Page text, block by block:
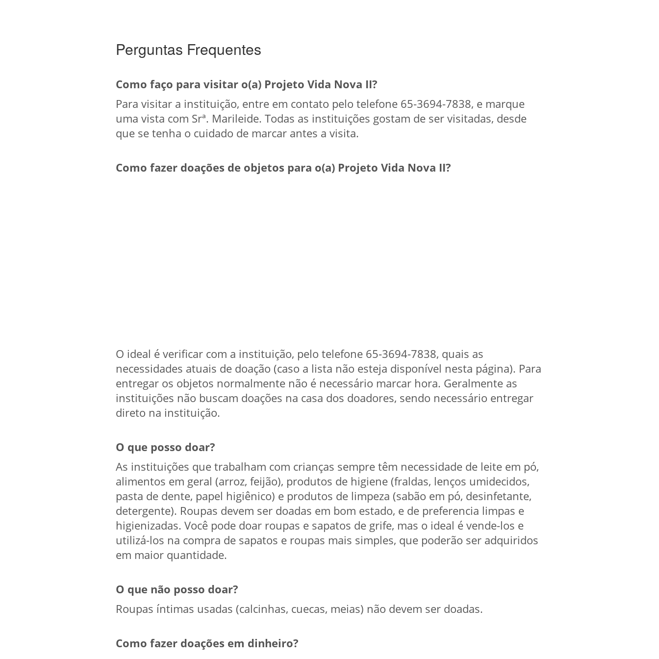
Perguntas Frequentes
Como faço para visitar o(a) Projeto Vida Nova II?
Para visitar a instituição, entre em contato pelo telefone 65-3694-7838, e marque
uma vista com Srª. Marileide. Todas as instituições gostam de ser visitadas, desde
que se tenha o cuidado de marcar antes a visita.
Como fazer doações de objetos para o(a) Projeto Vida Nova II?
O ideal é verificar com a instituição, pelo telefone 65-3694-7838, quais as
necessidades atuais de doação (caso a lista não esteja disponível nesta página). Para
entregar os objetos normalmente não é necessário marcar hora. Geralmente as
instituições não buscam doações na casa dos doadores, sendo necessário entregar
direto na instituição.
O que posso doar?
As instituições que trabalham com crianças sempre têm necessidade de leite em pó,
alimentos em geral (arroz, feijão), produtos de higiene (fraldas, lenços umidecidos,
pasta de dente, papel higiênico) e produtos de limpeza (sabão em pó, desinfetante,
detergente). Roupas devem ser doadas em bom estado, e de preferencia limpas e
higienizadas. Você pode doar roupas e sapatos de grife, mas o ideal é vende-los e
utilizá-los na compra de sapatos e roupas mais simples, que poderão ser adquiridos
em maior quantidade.
O que não posso doar?
Roupas íntimas usadas (calcinhas, cuecas, meias) não devem ser doadas.
Como fazer doações em dinheiro?